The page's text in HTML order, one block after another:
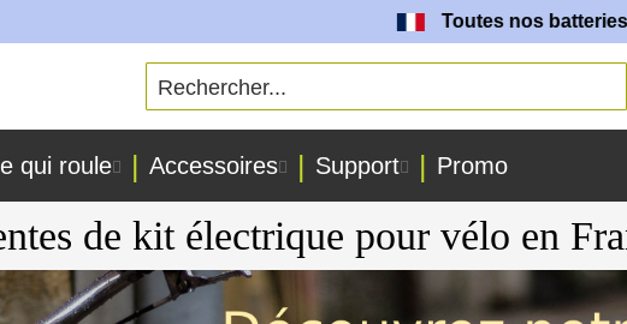
Toutes nos batteries sont
qui roule Accessoires Support Promo
de kit électrique pour vélo en